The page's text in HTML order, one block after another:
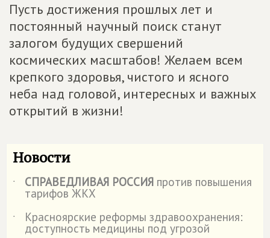
Пусть достижения прошлых лет и
постоянный научный поиск станут
залогом будущих свершений
космических масштабов! Желаем всем
крепкого здоровья, чистого и ясного
неба над головой, интересных и важных
открытий в жизни!
Новости
˙ СПРАВЕДЛИВАЯ РОССИЯ против повышения
тарифов ЖКХ
˙
Красноярские реформы здравоохранения:
доступность медицины под угрозой